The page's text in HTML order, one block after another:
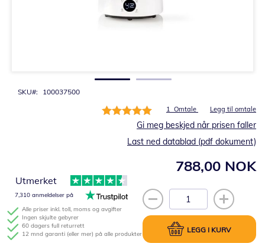
SKU 100037500
Rating:
1 Omtale Legg til omtale
788,00 NOK
Gi meg beskjed når prisen faller
LEGG I KURV
Alle priser inkl. toll, moms og avgifter
Ingen skjulte gebyrer
60 dagers full returrett
12 mnd garanti (eller mer) på alle produkter
Utmerket
7,310 anmeldelser på
Last ned datablad (pdf dokument)